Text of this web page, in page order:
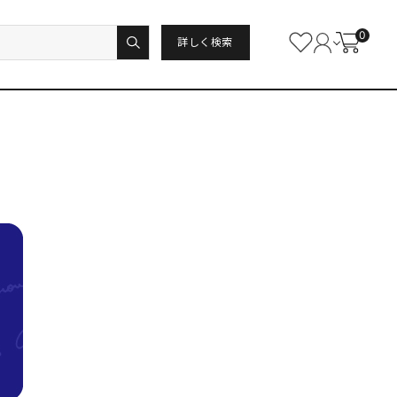
詳しく検索
0